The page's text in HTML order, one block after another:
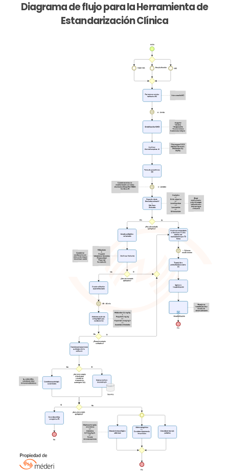
Diagrama de flujo para la Herramienta de
Estandarización Clínica